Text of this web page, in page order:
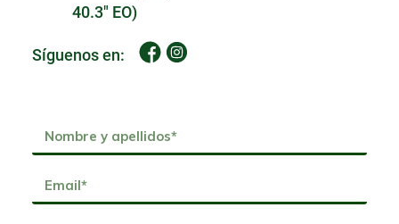
40.3" EO)
Síguenos en: